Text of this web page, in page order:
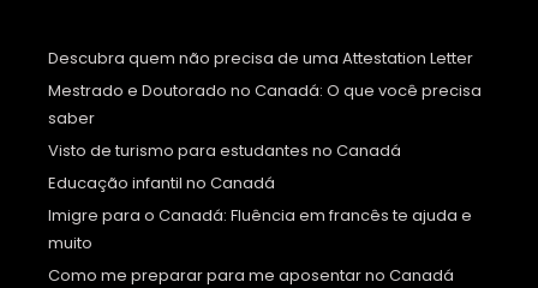
Descubra quem não precisa de uma Attestation Letter
Mestrado e Doutorado no Canadá: O que você precisa
saber
Visto de turismo para estudantes no Canadá
Educação infantil no Canadá
Imigre para o Canadá: Fluência em francês te ajuda e
muito
Como me preparar para me aposentar no Canadá